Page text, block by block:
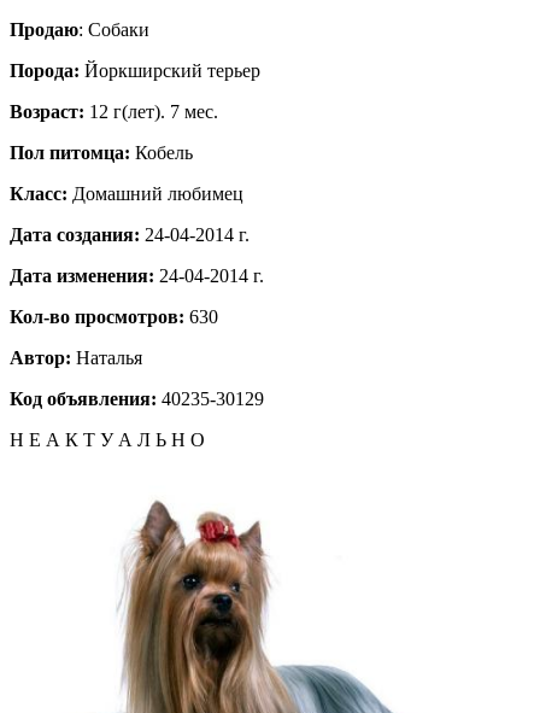
Продаю: Собаки
Порода: Йоркширский терьер
Возраст: 12 г(лет). 7 мес.
Пол питомца: Кобель
Класс: Домашний любимец
Дата создания: 24-04-2014 г.
Дата изменения: 24-04-2014 г.
Кол-во просмотров: 630
Автор: Наталья
Код объявления: 40235-30129
Н Е А К Т У А Л Ь Н О